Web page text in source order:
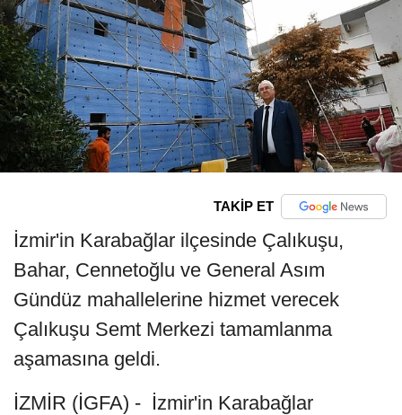
TAKİP ET
İzmir'in Karabağlar ilçesinde Çalıkuşu,
Bahar, Cennetoğlu ve General Asım
Gündüz mahallelerine hizmet verecek
Çalıkuşu Semt Merkezi tamamlanma
aşamasına geldi.
İZMİR (İGFA) - İzmir'in Karabağlar